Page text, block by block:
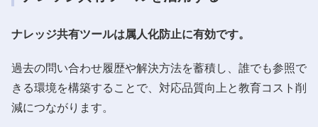
ナレッジ共有ツールは属人化防止に有効です。
過去の問い合わせ履歴や解決方法を蓄積し、誰でも参照で
きる環境を構築することで、対応品質向上と教育コスト削
減につながります。